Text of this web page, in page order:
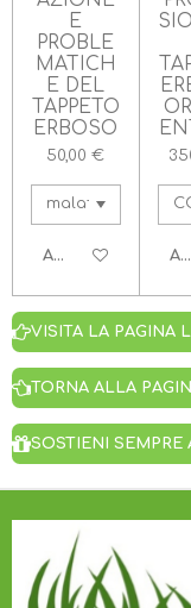
E
PROBLE
MATICH
E DEL
TAPPETO
ERBOSO
50,00 €
AGGIUNGI AL
VISITA LA PAGINA
TORNA ALLA
SOSTIENI SEMPRE